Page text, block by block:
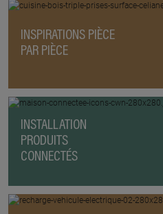
INSPIRATIONS PIÈCE
PAR PIÈCE
INSTALLATION
PRODUITS
CONNECTÉS